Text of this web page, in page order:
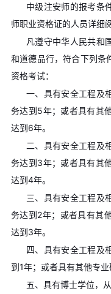
中级注安师的报考条
师职业资格证的人员详细
凡遵守中华人民共和
和道德品行，符合下列条
资格考试：
一、具有安全工程及
务达到5年；或者具有其
达到6年。
二、具有安全工程及
务达到3年；或者具有其
达到4年。
三、具有安全工程及
务达到2年；或者具有其
达到3年。
四、具有安全工程及
到1年；或者具有其他专
五、具有博士学位，